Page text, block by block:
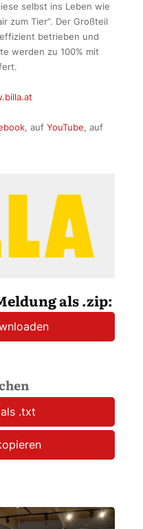
selbst ins Leben wie
zum Tier“. Der Großteil
betrieben und
werden zu 100% mit
, auf YouTube, auf
als .zip:
.txt